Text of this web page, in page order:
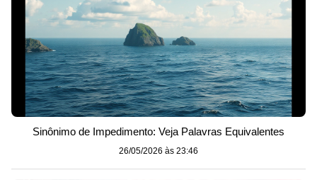
Sinônimo de Impedimento: Veja Palavras Equivalentes
26/05/2026 às 23:46